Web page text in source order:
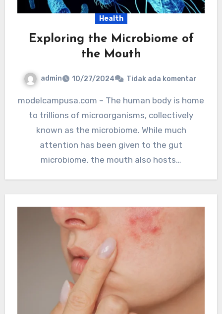
Health
Exploring the Microbiome of
the Mouth
admin 10/27/2024 Tidak ada komentar
modelcampusa.com – The human body is home
to trillions of microorganisms, collectively
known as the microbiome. While much
attention has been given to the gut
microbiome, the mouth also hosts…